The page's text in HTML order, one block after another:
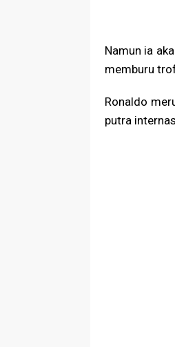
Namun ia
memburu
Ronaldo
putra